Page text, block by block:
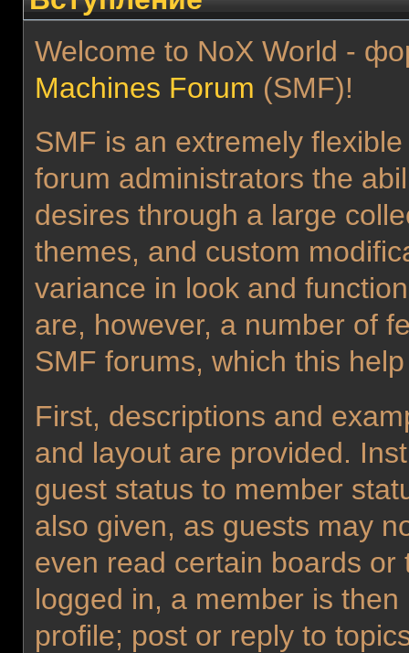
Welcome to NoX World -
Machines Forum (SMF)!
SMF is an extremely
forum administrators the
desires through a large
themes, and custom
variance in look and
are, however, a number of
SMF forums, which this
First, descriptions and
and layout are provided.
guest status to member
also given, as guests may
even read certain boards
logged in, a member is
profile; post or reply to